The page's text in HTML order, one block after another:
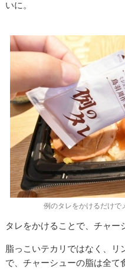
いに。
例のタレをかけるだけで
タレをかけることで、チャー
脂っこいテカリではなく、
で、チャーシューの脂は全